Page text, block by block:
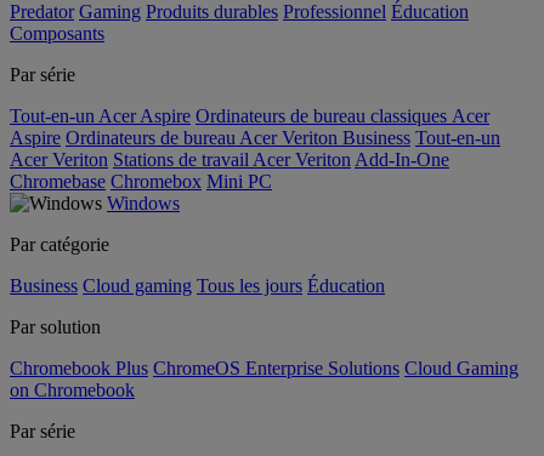
Predator Gaming Produits durables Professionnel Éducation
Composants
Par série
Tout-en-un Acer Aspire Ordinateurs de bureau classiques Acer
Aspire Ordinateurs de bureau Acer Veriton Business Tout-en-un
Acer Veriton Stations de travail Acer Veriton Add-In-One
Chromebase Chromebox Mini PC
Windows
Par catégorie
Business Cloud gaming Tous les jours Éducation
Par solution
Chromebook Plus ChromeOS Enterprise Solutions Cloud Gaming
on Chromebook
Par série